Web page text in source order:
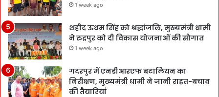
1 week ago
शहीद ऊधम सिंह को श्रद्धांजलि, मुख्यमंत्री धामी
ने रुद्रपुर को दी विकास योजनाओं की सौगात
1 week ago
गदरपुर में एनडीआरएफ बटालियन का
निरीक्षण, मुख्यमंत्री धामी ने जानी राहत-बचाव
की तैयारियां